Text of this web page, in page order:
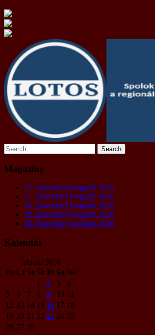
Magazíny
32. Štiavnický magazín 2026
31. Štiavnický magazín 2026
30. Štiavnický magazín 2026
29. Štiavnický magazín 2026
28. Štiavnický magazín 2026
Kalendár
február 2018
Po Ut St Št Pi So Ne
1
2 3
4
5
6 7 8 9 10 11
12 13 14 15 16 17 18
19 20 21 22 23 24 25
26 27 28